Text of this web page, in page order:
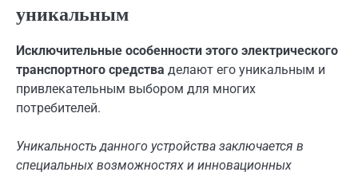
уникальным
Исключительные особенности этого электрического
транспортного средства делают его уникальным и
привлекательным выбором для многих
потребителей.
Уникальность данного устройства заключается в
специальных возможностях и инновационных